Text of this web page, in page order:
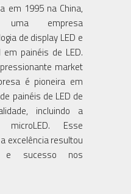
em 1995 na China,
uma empresa
de display LED e
em painéis de LED.
market
é pioneira em
painéis de LED de
incluindo a
microLED. Esse
excelência resultou
e sucesso nos